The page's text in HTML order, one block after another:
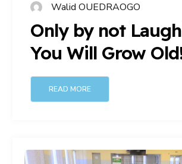
Walid OUEDRAOGO
Only by not
You Will Grow
READ MORE